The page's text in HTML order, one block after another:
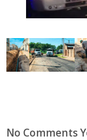
No Comments